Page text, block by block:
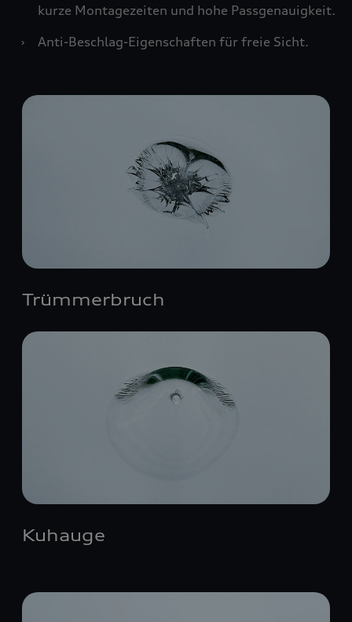
kurze Montagezeiten und hohe Passgenauigkeit.
›
Anti-Beschlag-Eigenschaften für freie Sicht.
Trümmerbruch
Kuhauge